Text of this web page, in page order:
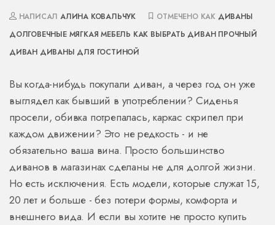
НАПИСАЛАЛИНА КОВАЛЬЧУК ОТМЕЧЕНО КАК ДИВАНЫ
ДОЛГОВЕЧНЫЕ МЯГКАЯ МЕБЕЛЬ КАК ВЫБРАТЬ ДИВАН ПРОЧНЫЙ
ДИВАН ДИВАНЫ ДЛЯ ГОСТИНОЙ
Вы когда-нибудь покупали диван, а через год он уже
выглядел как бывший в употреблении? Сиденья
просели, обивка потрепалась, каркас скрипел при
каждом движении? Это не редкость - и не
обязательно ваша вина. Просто большинство
диванов в магазинах сделаны не для долгой жизни.
Но есть исключения. Есть модели, которые служат 15,
20 лет и больше - без потери формы, комфорта и
внешнего вида. И если вы хотите не просто купить